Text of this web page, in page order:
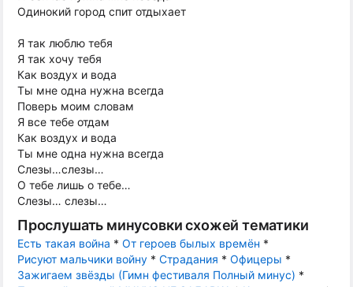
Одинокий город спит отдыхает
Я так люблю тебя
Я так хочу тебя
Как воздух и вода
Ты мне одна нужна всегда
Поверь моим словам
Я все тебе отдам
Как воздух и вода
Ты мне одна нужна всегда
Слезы…слезы…
О тебе лишь о тебе…
Слезы… слезы…
Прослушать минусовки схожей тематики
Есть такая война * От героев былых времён *
Рисуют мальчики войну * Страдания * Офицеры *
Зажигаем звёзды (Гимн фестиваля Полный минус) *